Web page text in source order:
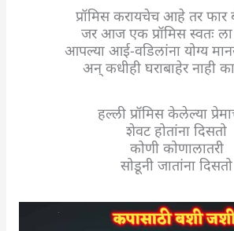
प्रॉमिस करायचेच आहे तर फार
जर आज एक प्रॉमिस स्वतः
आपल्या आई-वडिलांना योग्य
अन् कधीही घराबाहेर नाही
हल्ली प्रॉमिस केलेल्या
शेवट होतांना दिसतो
कोणी कोणालातरी
सोडूनी जातांना दिसतो